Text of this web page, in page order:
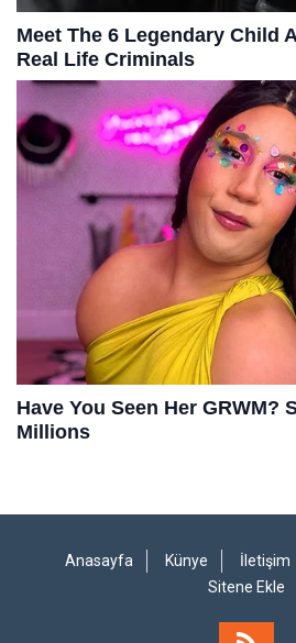
Anasayfa Künye İletişim
Sitene Ekle